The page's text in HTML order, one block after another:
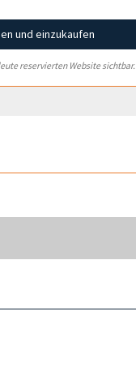
und einzukaufen
reservierten Website sichtbar.